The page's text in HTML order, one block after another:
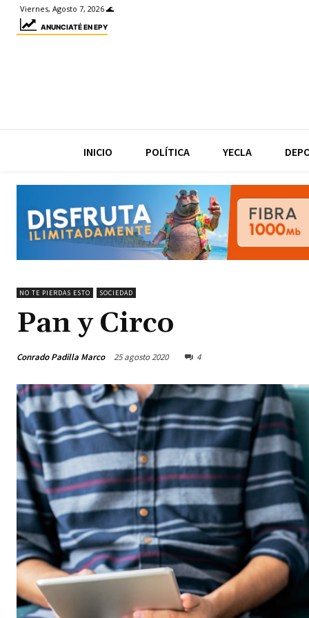
Viernes, Agosto 7, 2026 🌊
ANUNCIATÉ EN EPY
INICIO POLÍTICA YECLA
NO TE PIERDAS ESTO SOCIEDAD
Pan y Circo
Conrado Padilla Marco 25 agosto 2020 4